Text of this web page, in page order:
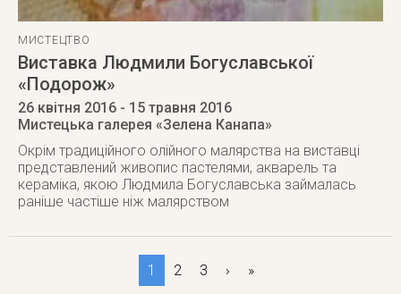
МИСТЕЦТВО
Виставка Людмили Богуславської
«Подорож»
26 квітня 2016 - 15 травня 2016
Мистецька галерея «Зелена Канапа»
Окрім традиційного олійного малярства на виставці
представлений живопис пастелями, акварель та
кераміка, якою Людмила Богуславська займалась
раніше частіше ніж малярством
1 2 3 › »